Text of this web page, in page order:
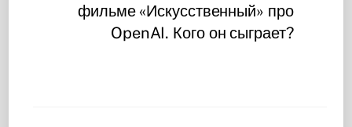
фильме «Искусственный» про
OpenAI. Кого он сыграет?